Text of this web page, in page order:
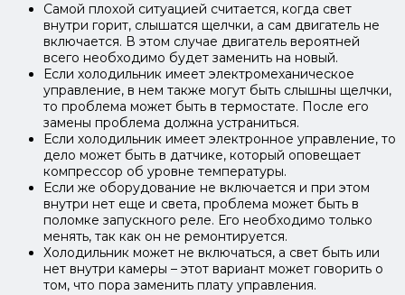
Самой плохой ситуацией считается, когда свет
внутри горит, слышатся щелчки, а сам двигатель не
включается. В этом случае двигатель вероятней
всего необходимо будет заменить на новый.
Если холодильник имеет электромеханическое
управление, в нем также могут быть слышны щелчки,
то проблема может быть в термостате. После его
замены проблема должна устраниться.
Если холодильник имеет электронное управление, то
дело может быть в датчике, который оповещает
компрессор об уровне температуры.
Если же оборудование не включается и при этом
внутри нет еще и света, проблема может быть в
поломке запускного реле. Его необходимо только
менять, так как он не ремонтируется.
Холодильник может не включаться, а свет быть или
нет внутри камеры – этот вариант может говорить о
том, что пора заменить плату управления.